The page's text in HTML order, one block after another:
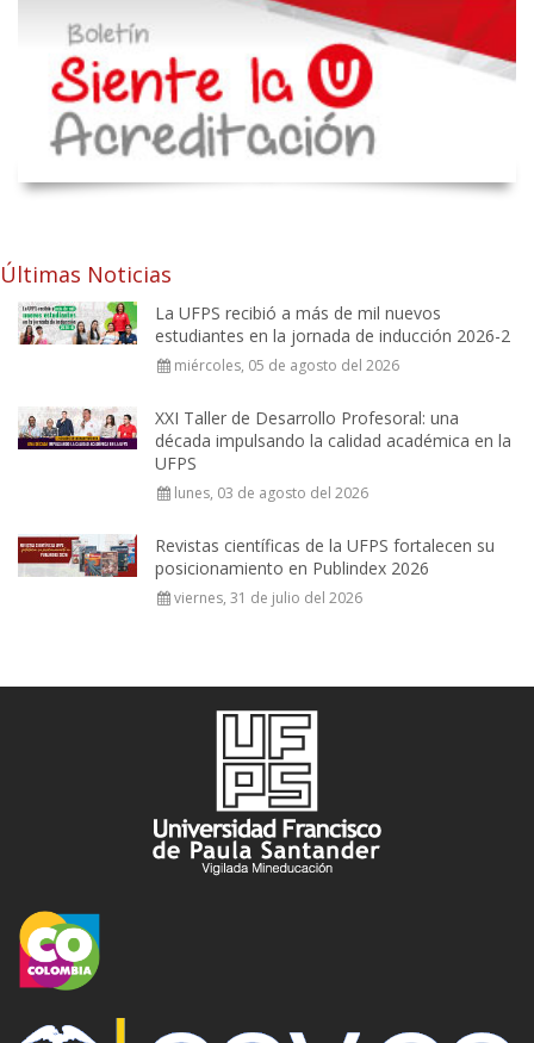
Últimas Noticias
La UFPS recibió a más de mil nuevos
estudiantes en la jornada de inducción 2026-2
miércoles, 05 de agosto del 2026
XXI Taller de Desarrollo Profesoral: una
década impulsando la calidad académica en la
UFPS
lunes, 03 de agosto del 2026
Revistas científicas de la UFPS fortalecen su
posicionamiento en Publindex 2026
viernes, 31 de julio del 2026